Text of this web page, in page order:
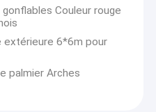
Couleur rouge
extérieure 6*6m pour
palmier Arches